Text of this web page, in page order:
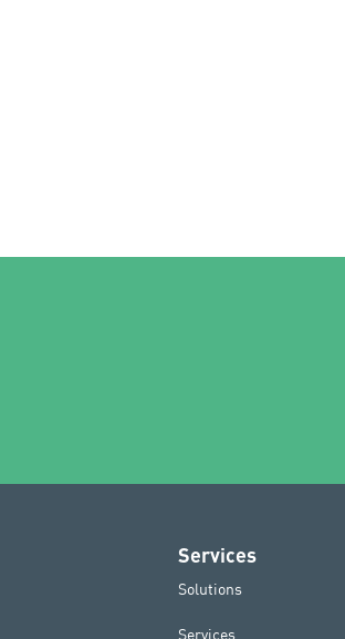
Services
Solutions
Services